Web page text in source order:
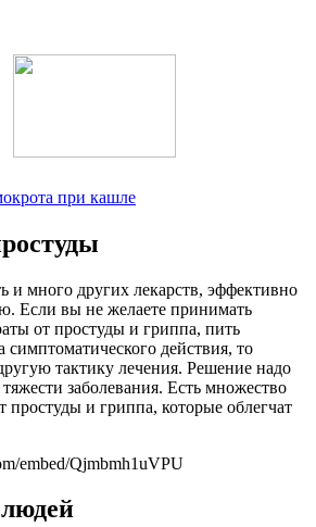
при кашле
и много других лекарств, эффективно
Если вы не желаете принимать
от простуды и гриппа, пить
симптоматического действия, то
тактику лечения. Решение надо
заболевания. Есть множество
простуды и гриппа, которые облегчат
embed/Qjmbmh1uVPU